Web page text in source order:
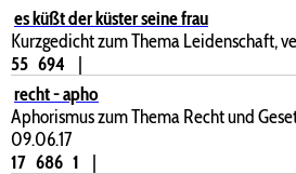
es küßt der küster seine frau
Kurzgedicht zum Thema Leidenschaft,
55 694
|
recht - apho
Aphorismus zum Thema Recht und
09.06.17
17 686 1
|